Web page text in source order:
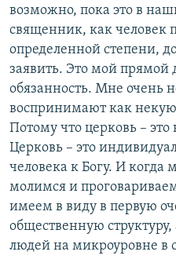
возможно, пока это в
священник, как человек
определенной степени,
заявить. Это мой прямой
обязанность. Мне очень
воспринимают как
Потому что церковь – это
Церковь – это
человека к Богу. И когда
молимся и
имеем в виду в первую
общественную
людей на микроуровне в